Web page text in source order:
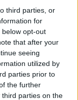
third parties, or
for
opt-out
that after your
seeing
utilized by
parties prior to
the further
parties on the
szolnoki
óta